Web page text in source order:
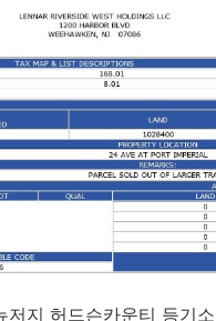
지 허드슨카운티 등기